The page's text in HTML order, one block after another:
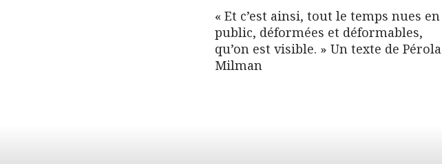
« Et c’est ainsi, tout le temps nues en
public, déformées et déformables,
qu’on est visible. » Un texte de Pérola
Milman